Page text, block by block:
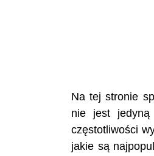
Na tej stronie
nie jest jedyną
częstotliwości
jakie są